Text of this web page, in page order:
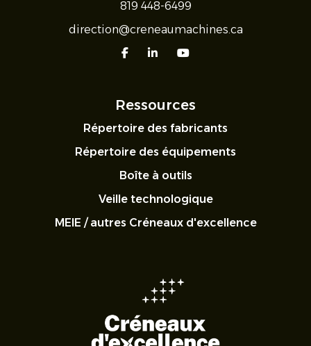
819 448-6499
direction@creneaumachines.ca
facebooklinkedinyoutube
Ressources
Répertoire des fabricants
Répertoire des équipements
Boîte à outils
Veille technologique
MEIE / autres Créneaux d'excellence